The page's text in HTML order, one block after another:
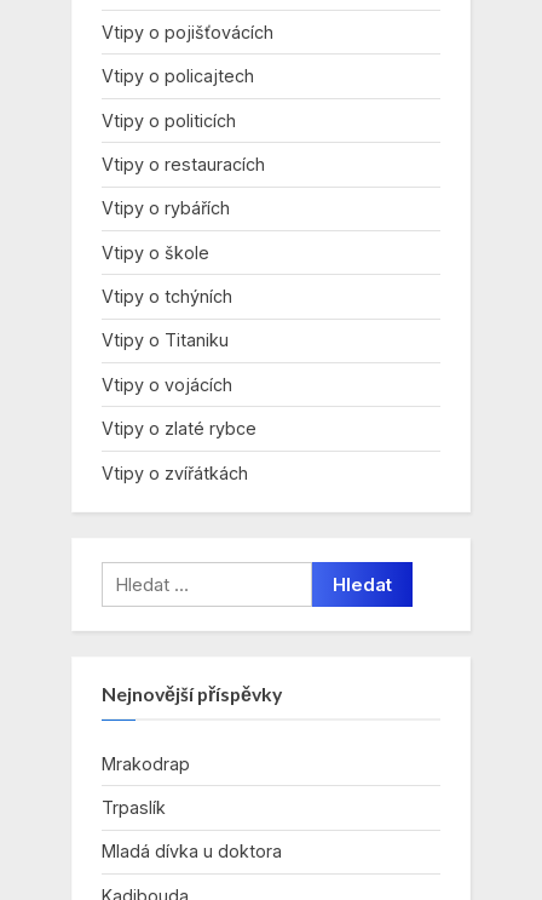
Vtipy o pojišťovácích
Vtipy o policajtech
Vtipy o politicích
Vtipy o restauracích
Vtipy o rybářích
Vtipy o škole
Vtipy o tchýních
Vtipy o Titaniku
Vtipy o vojácích
Vtipy o zlaté rybce
Vtipy o zvířátkách
Vyhledávání
Nejnovější příspěvky
Mrakodrap
Trpaslík
Mladá dívka u doktora
Kadibouda